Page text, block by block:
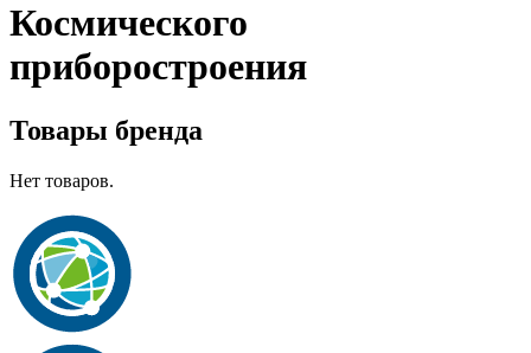
Космического
приборостроения
Товары бренда
Нет товаров.